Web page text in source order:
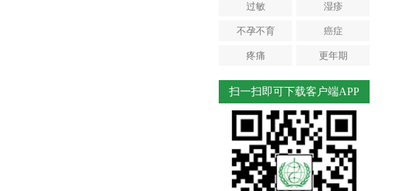
过敏 湿疹
不孕不育 癌症
疼痛 更年期
扫一扫即可下载客户端APP